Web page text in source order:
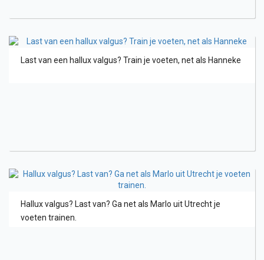
Last van een hallux valgus? Train je voeten, net als Hanneke
Hallux valgus? Last van? Ga net als Marlo uit Utrecht je
voeten trainen.